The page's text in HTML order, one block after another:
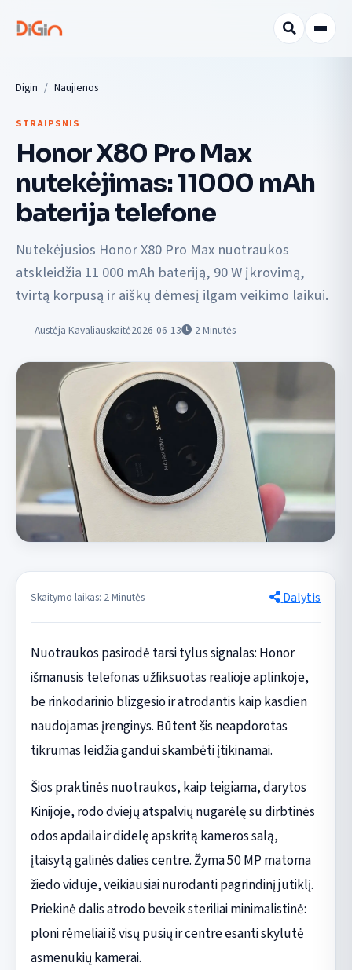
Digin Naujienos
STRAIPSNIS
Honor X80 Pro Max
nutekėjimas: 11000 mAh
baterija telefone
Nutekėjusios Honor X80 Pro Max nuotraukos
atskleidžia 11 000 mAh bateriją, 90 W įkrovimą,
tvirtą korpusą ir aiškų dėmesį ilgam veikimo laikui.
Austėja Kavaliauskaitė2026-06-13 2Minutės
Skaitymo laikas: 2 Minutės Dalytis
Nuotraukos pasirodė tarsi tylus signalas: Honor
išmanusis telefonas užfiksuotas realioje aplinkoje,
be rinkodarinio blizgesio ir atrodantis kaip kasdien
naudojamas įrenginys. Būtent šis neapdorotas
tikrumas leidžia gandui skambėti įtikinamai.
Šios praktinės nuotraukos, kaip teigiama, darytos
Kinijoje, rodo dviejų atspalvių nugarėlę su dirbtinės
odos apdaila ir didelę apskritą kameros salą,
įtaisytą galinės dalies centre. Žyma 50 MP matoma
žiedo viduje, veikiausiai nurodanti pagrindinį jutiklį.
Priekinė dalis atrodo beveik steriliai minimalistinė:
ploni rėmeliai iš visų pusių ir centre esanti skylutė
asmenukių kamerai.